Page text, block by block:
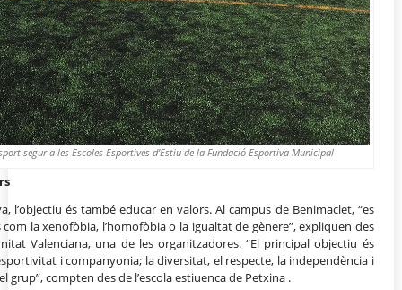
segur a les Escoles Esportives d’Estiu de la Fundació Esportiva Municipal
l’objectiu és també educar en valors. Al campus de Benimaclet, “es
la xenofòbia, l’homofòbia o la igualtat de gènere”, expliquen des
Valenciana, una de les organitzadores. “El principal objectiu és
i companyonia; la diversitat, el respecte, la independència i
compten des de l’escola estiuenca de Petxina .